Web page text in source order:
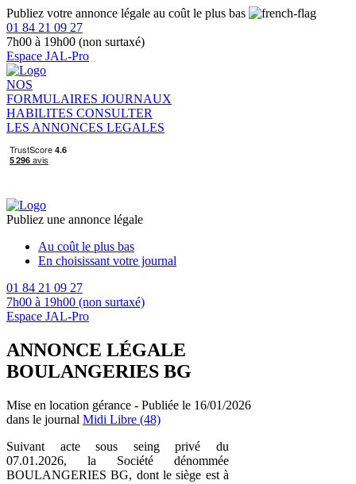
Publiez votre annonce légale au coût le plus bas
01 84 21 09 27
7h00 à 19h00 (non surtaxé)
Espace JAL-Pro
NOS
FORMULAIRES JOURNAUX
HABILITES CONSULTER
LES ANNONCES LEGALES
Publiez une annonce légale
Au coût le plus bas
En choisissant votre journal
01 84 21 09 27
7h00 à 19h00 (non surtaxé)
Espace JAL-Pro
ANNONCE LÉGALE
BOULANGERIES BG
Mise en location gérance - Publiée le 16/01/2026
dans le journal Midi Libre (48)
Suivant acte sous seing privé du
07.01.2026, la Société dénommée
BOULANGERIES BG, dont le siège est à